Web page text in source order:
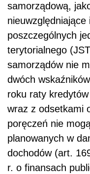
samorządową,
poszczególnych
terytorialnego
samorządów nie
dwóch
roku raty
wraz z odsetkami
poręczeń nie
planowanych w
dochodów (art.
r. o finansach